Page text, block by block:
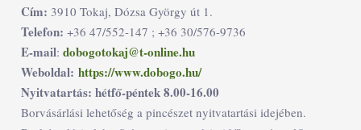
Cím: 3910 Tokaj, Dózsa György út 1.
Telefon: +36 47/552-147 ; +36 30/576-9736
E-mail: dobogotokaj@t-online.hu
Weboldal: https://www.dobogo.hu/
Nyitvatartás: hétfő-péntek 8.00-16.00
Borvásárlási lehetőség a pincészet nyitvatartási idejében.